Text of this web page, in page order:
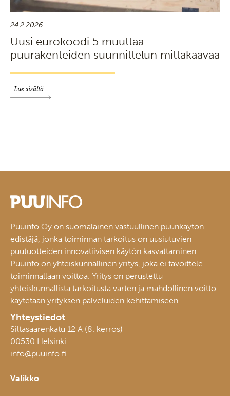
24.2.2026
Uusi eurokoodi 5 muuttaa
puurakenteiden suunnittelun mittakaavaa
Lue sisältö
Puuinfo Oy on suomalainen vastuullinen puunkäytön
edistäjä, jonka toiminnan tarkoitus on uusiutuvien
puutuotteiden innovatiivisen käytön kasvattaminen.
Puuinfo on yhteiskunnallinen yritys, joka ei tavoittele
toiminnallaan voittoa. Yritys on perustettu
yhteiskunnallista tarkoitusta varten ja mahdollinen voitto
käytetään yrityksen palveluiden kehittämiseen.
Yhteystiedot
Siltasaarenkatu 12 A (8. kerros)
00530 Helsinki
info@puuinfo.fi
Valikko